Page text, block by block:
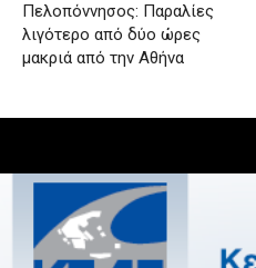
Πελοπόννησος: Παραλίες
λιγότερο από δύο ώρες
μακριά από την Αθήνα